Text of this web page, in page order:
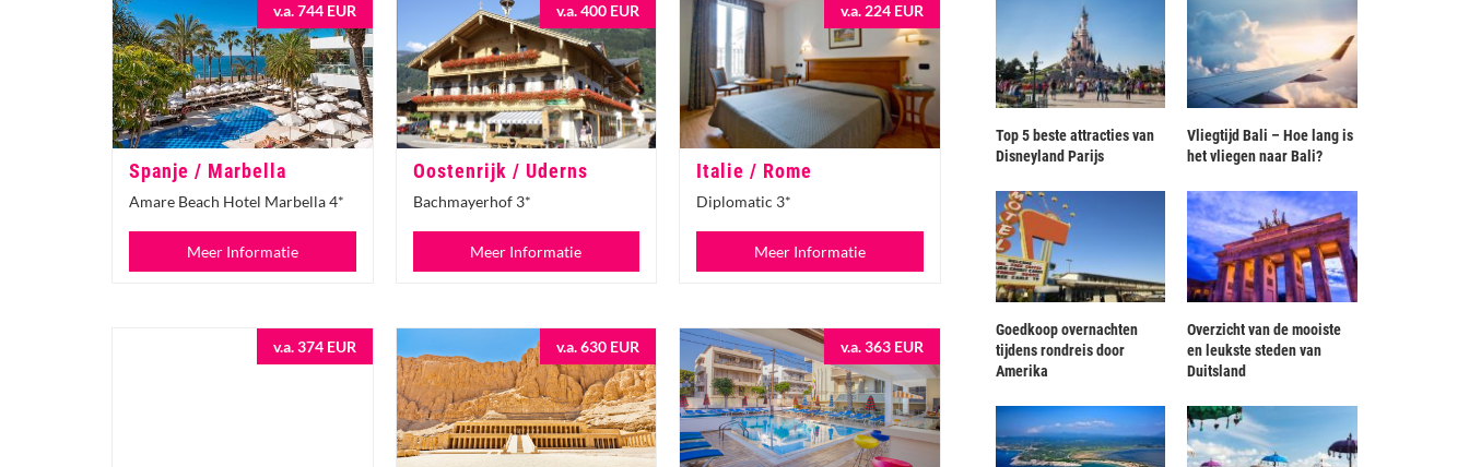
v.a. 744 EUR
Spanje / Marbella
Amare Beach Hotel Marbella 4*
Meer Informatie
v.a. 400 EUR
Oostenrijk / Uderns
Bachmayerhof 3*
Meer Informatie
v.a. 224 EUR
Italie / Rome
Diplomatic 3*
Meer Informatie
v.a. 374 EUR v.a. 630 EUR v.a. 363 EUR
Top 5 beste attracties van
Disneyland Parijs
Vliegtijd Bali – Hoe lang is
het vliegen naar Bali?
Goedkoop overnachten
tijdens rondreis door
Amerika
Overzicht van de mooiste
en leukste steden van
Duitsland